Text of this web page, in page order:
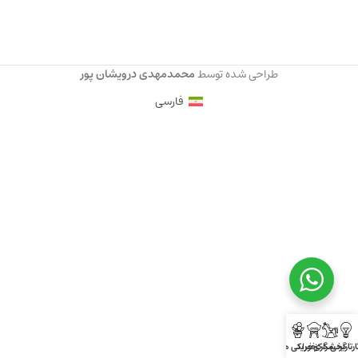
طراحی شده توسطمحمدمهدی درویشان پور
گردشگری
مراکز خرید
خوراکی ها
فارسی